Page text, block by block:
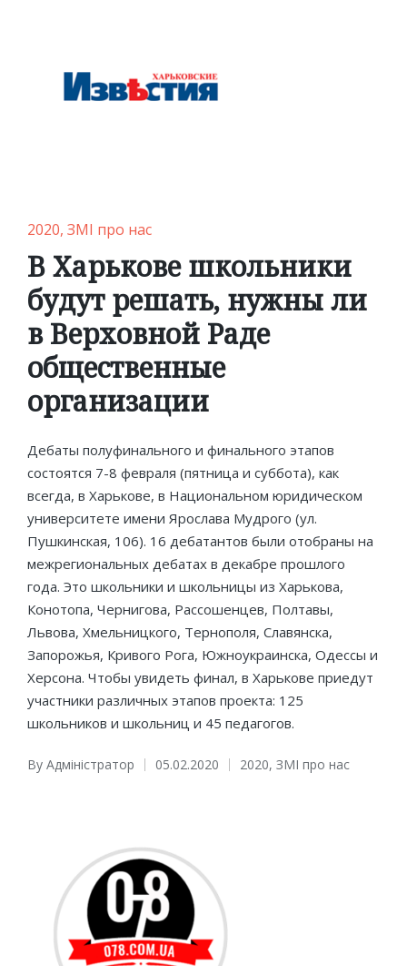
Posted
in
2020 ЗМІ про нас
В Харькове школьники
будут решать, нужны ли
в Верховной Раде
общественные
организации
Дебаты полуфинального и финального этапов
состоятся 7-8 февраля (пятница и суббота), как
всегда, в Харькове, в Национальном юридическом
университете имени Ярослава Мудрого (ул.
Пушкинская, 106). 16 дебатантов были отобраны на
межрегиональных дебатах в декабре прошлого
года. Это школьники и школьницы из Харькова,
Конотопа, Чернигова, Рассошенцев, Полтавы,
Львова, Хмельницкого, Тернополя, Славянска,
Запорожья, Кривого Рога, Южноукраинска, Одессы и
Херсона. Чтобы увидеть финал, в Харькове приедут
участники различных этапов проекта: 125
школьников и школьниц и 45 педагогов.
Posted
By Адміністратор 05.02.2020
Posted
2020, ЗМІ про нас